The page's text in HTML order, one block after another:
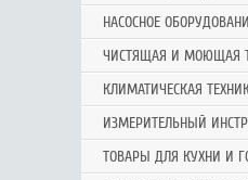
НАСОСНОЕ
ЧИСТЯЩАЯ И МОЮЩАЯ
КЛИМАТИЧЕСКАЯ
ИЗМЕРИТЕЛЬНЫЙ
ТОВАРЫ ДЛЯ КУХНИ И